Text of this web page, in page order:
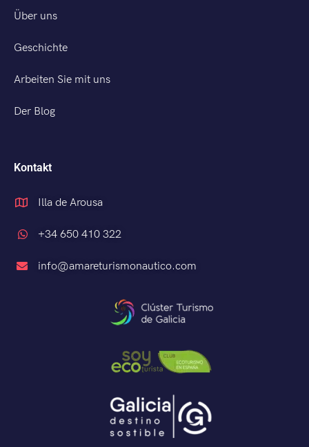
Über uns
Geschichte
Arbeiten Sie mit uns
Der Blog
Kontakt
Illa de Arousa
+34 650 410 322
info@amareturismonautico.com